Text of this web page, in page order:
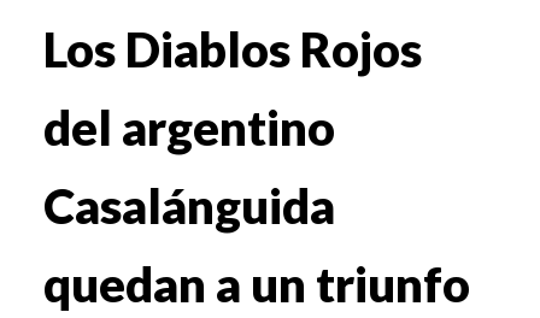
Los Diablos Rojos
del argentino
Casalánguida
quedan a un triunfo